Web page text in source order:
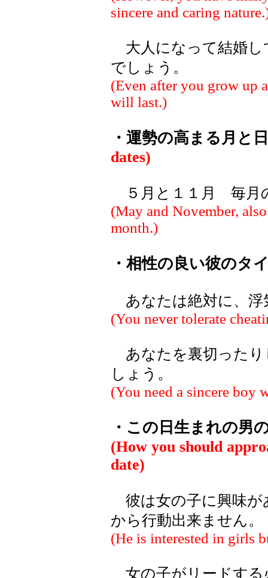
sincere and caring
大人になって結婚し
でしょう。
(Even after you grow up
will last.)
・運勢の高まる月と
dates)
５月と１１月 毎月
(May and November,
month.)
・相性の良い彼のタ
あなたは絶対に、浮
(You never tolerate
あなたを裏切ったり
しょう。
(You need a sincere boy
・この日生まれの男
(How you should
date)
彼は女の子に興味が
から行動出来ません。
(He is interested in girls
女の子がリードする